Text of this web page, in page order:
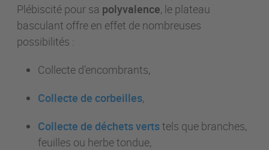
Plébiscité pour sa polyvalence, le plateau
basculant offre en effet de nombreuses
possibilités :
Collecte d’encombrants,
Collecte de corbeilles,
Collecte de déchets vertstels que branches,
feuilles ou herbe tondue,